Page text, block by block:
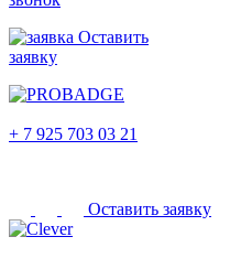
Оставить
заявку
+ 7 925 703 03 21
Оставить заявку